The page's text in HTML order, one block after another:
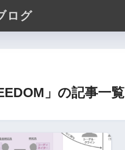
ログ
」の記事一覧